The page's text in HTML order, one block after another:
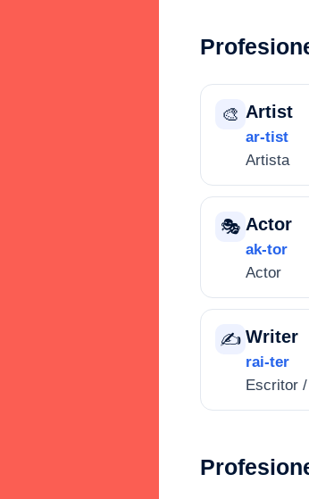
🎨 Artist
ar-tist
Artista
🎭 Actor
ak-tor
Actor
✍️ Writer
rai-ter
Escritor